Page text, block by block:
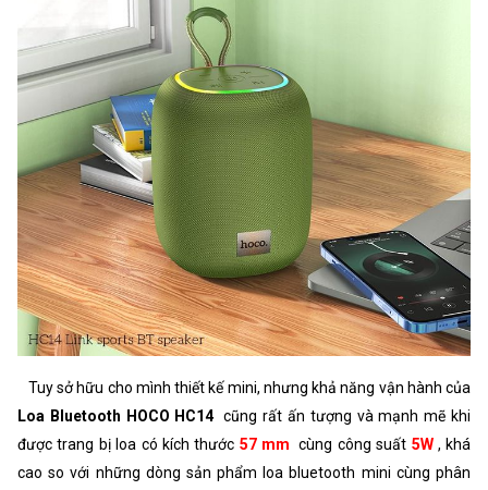
Tuy sở hữu cho mình thiết kế mini, nhưng khả năng vận hành của
Loa Bluetooth HOCO HC14 cũng rất ấn tượng và mạnh mẽ khi
được trang bị loa có kích thước 57 mm cùng công suất 5W , khá
cao so với những dòng sản phẩm loa bluetooth mini cùng phân